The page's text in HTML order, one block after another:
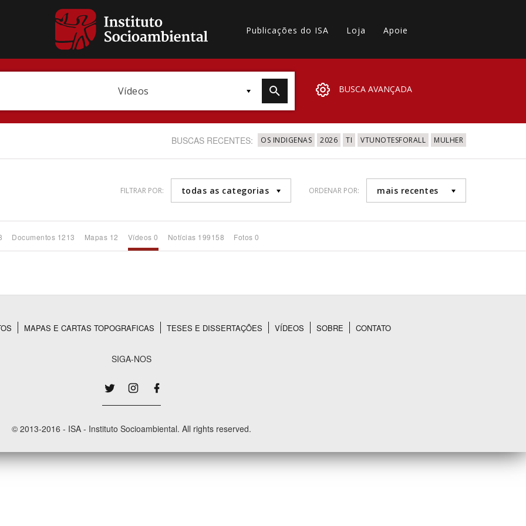
Publicações do ISA Loja Apoie
Vídeos BUSCA AVANÇADA
Área Protegida
BUSCAS RECENTES: OS INDIGENAS 2026 TI VTUNOTESFORALL MULHER
FILTRAR POR: todas as categorias ORDENAR POR: mais recentes
Documentos 1213 Mapas 12 Vídeos 0 Notícias 199158 Fotos 0
MAPAS E CARTAS TOPOGRAFICAS TESES E DISSERTAÇÕES VÍDEOS SOBRE CONTATO
SIGA-NOS
© 2013-2016 - ISA - Instituto Socioambiental. All rights reserved.